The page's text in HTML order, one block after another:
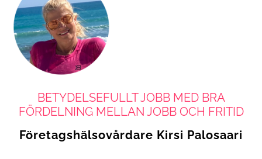
Företagshälsovårdare Kirsi Palosaari
BETYDELSEFULLT JOBB MED BRA
FÖRDELNING MELLAN JOBB OCH FRITID